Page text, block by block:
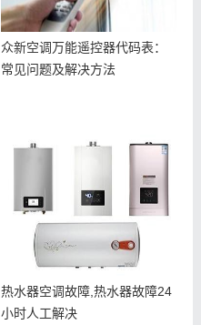
众新空调万能遥控器代码表：
常见问题及解决方法
热水器空调故障,热水器故障24
小时人工解决